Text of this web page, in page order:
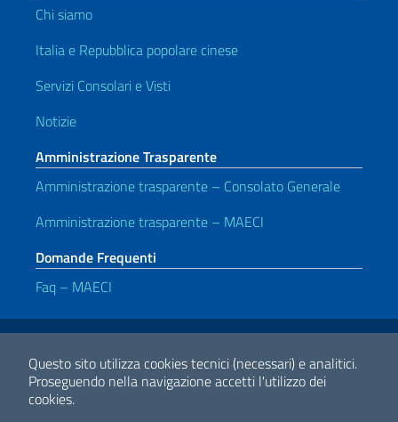
Questo sito utilizza cookies tecnici (necessari) e analitici.
Proseguendo nella navigazione accetti l'utilizzo dei
cookies.
Chi siamo
Italia e Repubblica popolare cinese
Servizi Consolari e Visti
Notizie
Amministrazione Trasparente
Amministrazione trasparente – Consolato Generale
Amministrazione trasparente – MAECI
Domande Frequenti
Faq – MAECI
Link Utili